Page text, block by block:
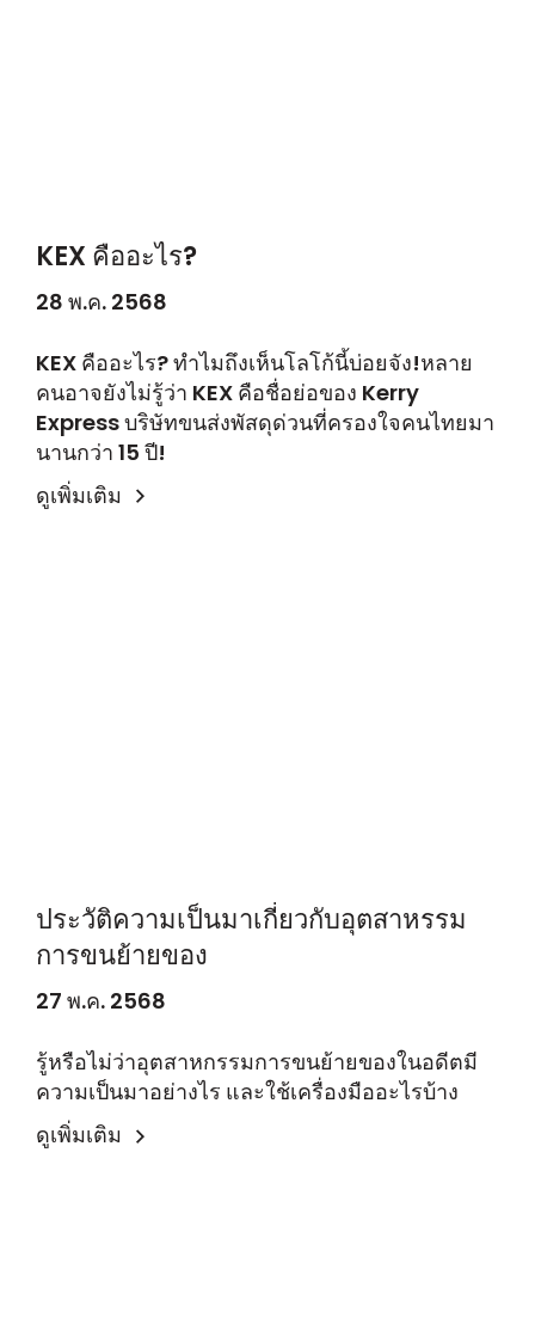
KEX คืออะไร?
28 พ.ค. 2568
KEX คืออะไร? ทำไมถึงเห็นโลโก้นี้บ่อยจัง!หลาย
คนอาจยังไม่รู้ว่า KEX คือชื่อย่อของ Kerry
Express บริษัทขนส่งพัสดุด่วนที่ครองใจคนไทยมา
นานกว่า 15 ปี!
ดูเพิ่มเติม
ประวัติความเป็นมาเกี่ยวกับอุตสาหรรม
การขนย้ายของ
27 พ.ค. 2568
รู้หรือไม่ว่าอุตสาหกรรมการขนย้ายของในอดีตมี
ความเป็นมาอย่างไร และใช้เครื่องมืออะไรบ้าง
ดูเพิ่มเติม